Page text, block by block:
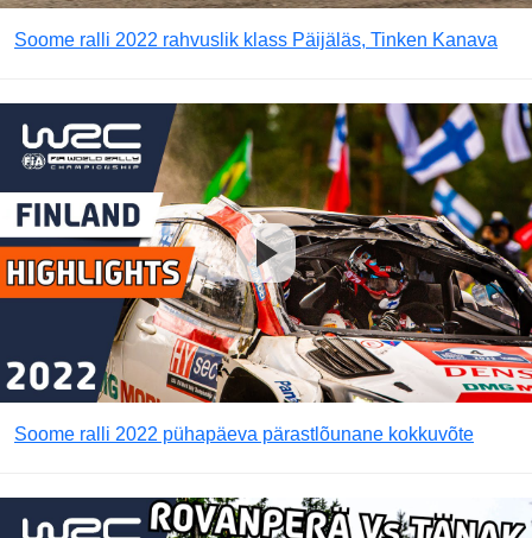
Soome ralli 2022 rahvuslik klass Päijäläs, Tinken Kanava
Soome ralli 2022 pühapäeva pärastlõunane kokkuvõte